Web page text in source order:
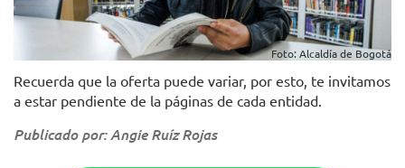
Foto: Alcaldía de Bogotá
Recuerda que la oferta puede variar, por esto, te invitamos
a estar pendiente de la páginas de cada entidad.
Publicado por: Angie Ruíz Rojas